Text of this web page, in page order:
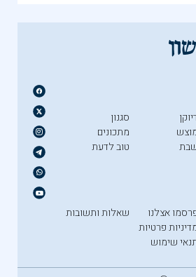
סגנון
מתכונים
טוב לדעת
אצלנו
פרטיות
שימוש
שאלות ותשובות